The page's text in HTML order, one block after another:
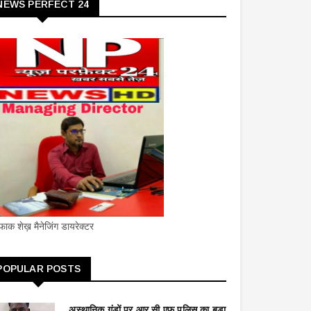
PERFECT 24
शेख़ मैनेजिंग डायरेक्टर
POSTS